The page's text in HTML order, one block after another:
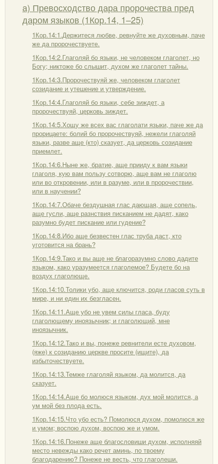
а) Превосходство дара пророчества пред
даром языков (1Кор.14, 1–25)
1Кор.14:1.Держитеся любве, ревнуйте же духовным, паче
же да пророчествуете.
1Кор.14:2.Глаголяй бо языки, не человеком глаголет, но
Богу; никтоже бо слышит, духом же глаголет тайны.
1Кор.14:3.Пророчествуяй же, человеком глаголет
созидание и утешение и утверждение.
1Кор.14:4.Глаголяй бо языки, себе зиждет, а
пророчествуяй, церковь зиждет.
1Кор.14:5.Хощу же всех вас глаголати языки, паче же да
прорицаете: болий бо пророчествуяй, нежели глаголяй
языки, разве аще (кто) сказует, да церковь созидание
приемлет.
1Кор.14:6.Ныне же, братие, аще прииду к вам языки
глаголя, кую вам пользу сотворю, аще вам не глаголю
или во откровении, или в разуме, или в пророчествии,
или в научении?
1Кор.14:7.Обаче бездушная глас дающая, аще сопель,
аще гусли, аще разнствия писканием не дадят, како
разумно будет пискание или гудение?
1Кор.14:8.Ибо аще безвестен глас труба даст, кто
уготовится на брань?
1Кор.14:9.Тако и вы аще не благоразумно слово дадите
языком, како уразумеется глаголемое? Будете бо на
воздух глаголюще.
1Кор.14:10.Толики убо, аще ключится, роди гласов суть в
мире, и ни един их безгласен.
1Кор.14:11.Аще убо не увем силы гласа, буду
глаголющему иноязычник; и глаголющий, мне
иноязычник.
1Кор.14:12.Тако и вы, понеже ревнители есте духовом,
(яже) к созиданию церкве просите (ищите), да
избыточествуете.
1Кор.14:13.Темже глаголяй языком, да молится, да
сказует.
1Кор.14:14.Аще бо молюся языком, дух мой молится, а
ум мой без плода есть.
1Кор.14:15.Что убо есть? Помолюся духом, помолюся же
и умом; воспою духом, воспою же и умом.
1Кор.14:16.Понеже аще благословиши духом, исполняяй
место невежды како речет аминь, по твоему
благодарению? Понеже не весть, что глаголеши.